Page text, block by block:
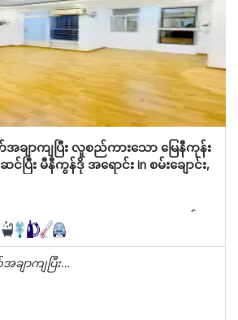
ျာကျပြီး လူစည်ကားသော မြေနီကုန်း
င်ပြီး မီနီကွန်ဒို အရောင်း in စမ်းချောင်း,
990 စတုရန်းပေ
ျာကျပြီး…